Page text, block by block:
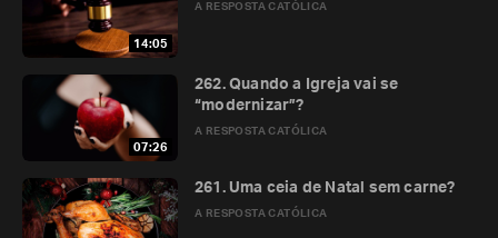
14:05
A RESPOSTA CATÓLICA
07:26
A RESPOSTA CATÓLICA
262. Quando a Igreja vai se
“modernizar”?
A RESPOSTA CATÓLICA
261. Uma ceia de Natal sem carne?